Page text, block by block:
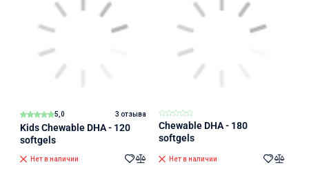
5,0 3 отзыва
Kids Chewable DHA - 120
softgels
Нет в наличии
Chewable DHA - 180
softgels
Нет в наличии